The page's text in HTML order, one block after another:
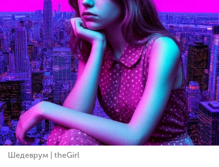
Шедеврум | theGirl